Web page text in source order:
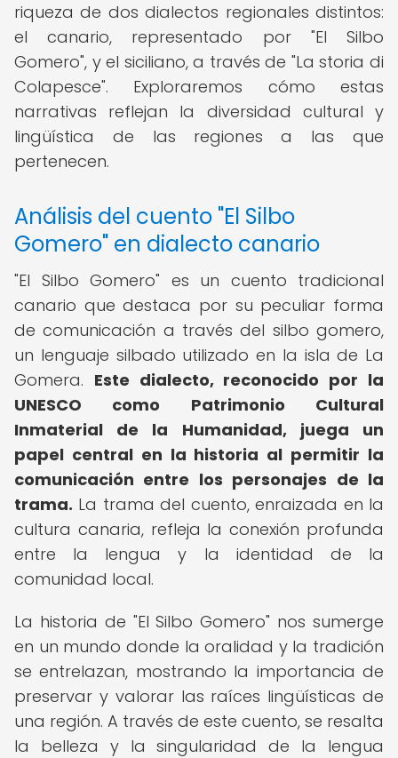
riqueza de dos dialectos regionales distintos:
el canario, representado por "El Silbo
Gomero", y el siciliano, a través de "La storia di
Colapesce". Exploraremos cómo estas
narrativas reflejan la diversidad cultural y
lingüística de las regiones a las que
pertenecen.
Análisis del cuento "El Silbo
Gomero" en dialecto canario
"El Silbo Gomero" es un cuento tradicional
canario que destaca por su peculiar forma
de comunicación a través del silbo gomero,
un lenguaje silbado utilizado en la isla de La
Gomera. Este dialecto, reconocido por la
UNESCO como Patrimonio Cultural
Inmaterial de la Humanidad, juega un
papel central en la historia al permitir la
comunicación entre los personajes de la
trama. La trama del cuento, enraizada en la
cultura canaria, refleja la conexión profunda
entre la lengua y la identidad de la
comunidad local.
La historia de "El Silbo Gomero" nos sumerge
en un mundo donde la oralidad y la tradición
se entrelazan, mostrando la importancia de
preservar y valorar las raíces lingüísticas de
una región. A través de este cuento, se resalta
la belleza y la singularidad de la lengua